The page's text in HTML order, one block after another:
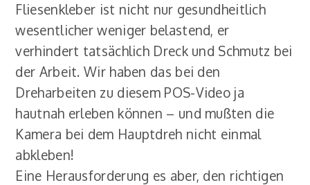
Fliesenkleber ist nicht nur gesundheitlich
wesentlicher weniger belastend, er
verhindert tatsächlich Dreck und Schmutz bei
der Arbeit. Wir haben das bei den
Dreharbeiten zu diesem POS-Video ja
hautnah erleben können – und mußten die
Kamera bei dem Hauptdreh nicht einmal
abkleben!
Eine Herausforderung es aber, den richtigen